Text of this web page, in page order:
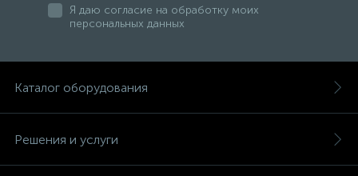
Я даю согласие на обработку моих
персональных данных
Каталог оборудования
Решения и услуги